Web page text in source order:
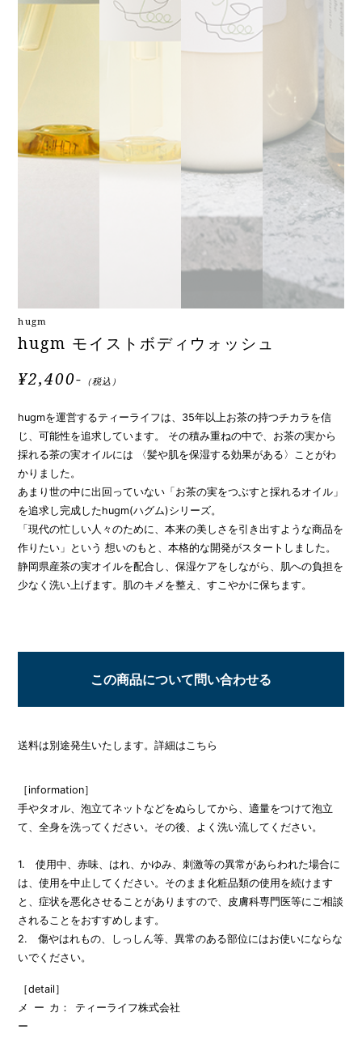
hugm
hugm モイストボディウォッシュ
¥2,400-
（税込）
hugmを運営するティーライフは、 35年以上お茶の持つチカラを信
じ、可能性を追求しています。
その積み重ねの中で、お茶の実から
採れる茶の実オイルには 〈髪や肌を保湿する効果がある〉ことがわ
かりました。
あまり世の中に出回っていない「お茶の実をつぶすと採れるオイル」
を追求し完成したhugm(ハグム)シリーズ。
「現代の忙しい人々のために、本来の美しさを引き出すような商品を
作りたい」という 想いのもと、本格的な開発がスタートしました。
静岡県産茶の実オイルを配合し、保湿ケアをしながら、肌への負担を
少なく洗い上げます。肌のキメを整え、すこやかに保ちます。
この商品について問い合わせる
送料は別途発生いたします。詳細はこちら
［information］
手やタオル、泡立てネットなどをぬらしてから、適量をつけて泡立
て、全身を洗ってください。その後、よく洗い流してください。
1. 使用中、赤味、はれ、かゆみ、刺激等の異常があらわれた場合に
は、使用を中止してください。そのまま化粧品類の使用を続けます
と、症状を悪化させることがありますので、皮膚科専門医等にご相談
されることをおすすめします。
2. 傷やはれもの、しっしん等、異常のある部位にはお使いにならな
いでください。
［detail］
メーカ
ー
ティーライフ株式会社